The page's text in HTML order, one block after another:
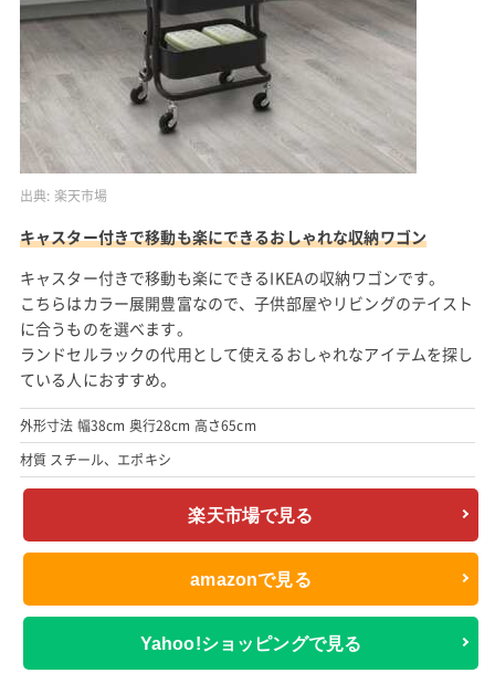
出典: 楽天市場
キャスター付きで移動も楽にできるおしゃれな収納ワゴン
キャスター付きで移動も楽にできるIKEAの収納ワゴンです。
こちらはカラー展開豊富なので、子供部屋やリビングのテイスト
に合うものを選べます。
ランドセルラックの代用として使えるおしゃれなアイテムを探し
ている人におすすめ。
外形寸法 幅38cm 奥行28cm 高さ65cm
材質 スチール、エポキシ
楽天市場で見る
amazonで見る
Yahoo!ショッピングで見る